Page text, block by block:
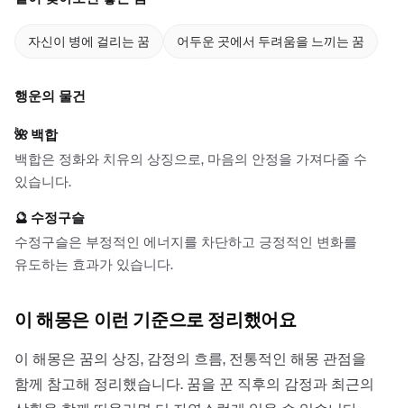
자신이 병에 걸리는 꿈 어두운 곳에서 두려움을 느끼는 꿈
행운의 물건
🌺 백합
백합은 정화와 치유의 상징으로, 마음의 안정을 가져다줄 수
있습니다.
🔮 수정구슬
수정구슬은 부정적인 에너지를 차단하고 긍정적인 변화를
유도하는 효과가 있습니다.
이 해몽은 이런 기준으로 정리했어요
이 해몽은 꿈의 상징, 감정의 흐름, 전통적인 해몽 관점을
함께 참고해 정리했습니다. 꿈을 꾼 직후의 감정과 최근의